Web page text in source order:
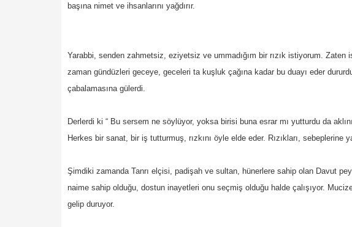
başına nimet ve ihsanlarını yağdırır.
Yarabbi, senden zahmetsiz, eziyetsiz ve ummadığım bir rızık istiyorum. Zaten
zaman gündüzleri geceye, geceleri ta kuşluk çağına kadar bu duayı eder
çabalamasına gülerdi.
Derlerdi ki “ Bu sersem ne söylüyor, yoksa birisi buna esrar mı yutturdu da
Herkes bir sanat, bir iş tutturmuş, rızkını öyle elde eder. Rızıkları, sebeplerine
Şimdiki zamanda Tanrı elçisi, padişah ve sultan, hünerlere sahip olan Davut
naime sahip olduğu, dostun inayetleri onu seçmiş olduğu halde çalışıyor.
gelip duruyor.